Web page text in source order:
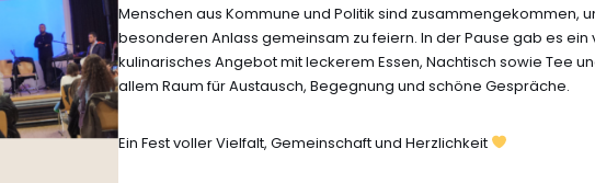
Menschen aus Kommune und Politik sind zusammengekommen,
besonderen Anlass gemeinsam zu feiern. In der Pause gab es ein
kulinarisches Angebot mit leckerem Essen, Nachtisch sowie Tee
allem Raum für Austausch, Begegnung und schöne Gespräche.
Ein Fest voller Vielfalt, Gemeinschaft und Herzlichkeit